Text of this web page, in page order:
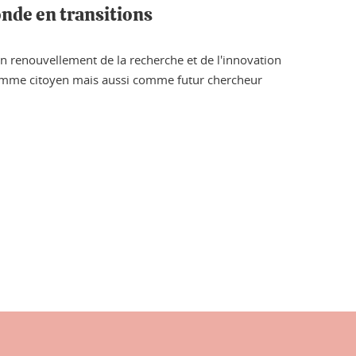
en transitions
renouvellement de la recherche et de l'innovation
citoyen mais aussi comme futur chercheur